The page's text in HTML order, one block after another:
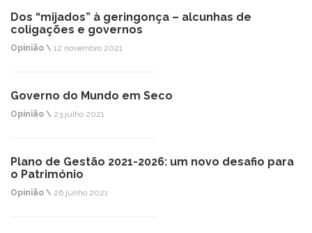
Dos “mijados” à geringonça – alcunhas de
coligações e governos
Opinião \ 12 novembro 2021
Governo do Mundo em Seco
Opinião \ 23 julho 2021
Plano de Gestão 2021-2026: um novo desafio para
o Património
Opinião \ 26 junho 2021